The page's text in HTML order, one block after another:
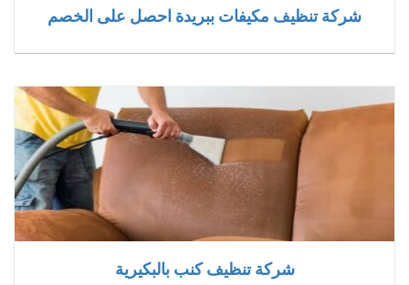
شركة تنظيف مكيفات ببريدة احصل على الخصم
شركة تنظيف كنب بالبكيرية